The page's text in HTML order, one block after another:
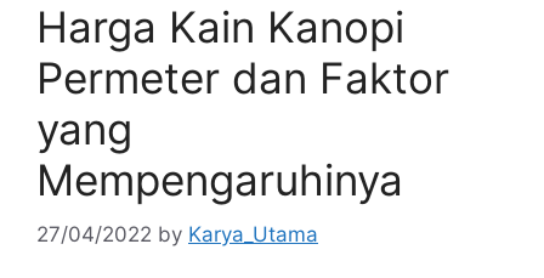
Harga Kain Kanopi
Permeter dan Faktor
yang
Mempengaruhinya
27/04/2022 by Karya_Utama